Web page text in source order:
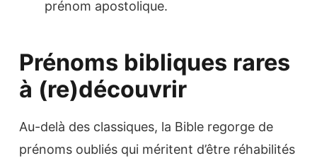
prénom apostolique.
Prénoms bibliques rares
à (re)découvrir
Au-delà des classiques, la Bible regorge de
prénoms oubliés qui méritent d’être réhabilités